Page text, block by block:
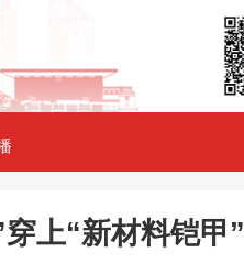
上“新材料铠甲”